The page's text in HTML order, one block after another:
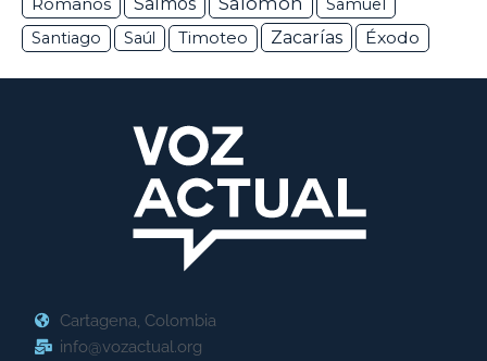
Samuel
Santiago
Saúl Timoteo Zacarías Éxodo
Cartagena, Colombia
info@vozactual.org